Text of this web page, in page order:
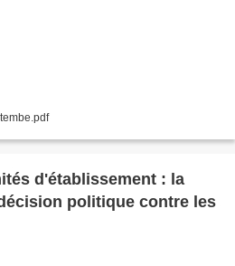
d'établissement : la
politique contre les